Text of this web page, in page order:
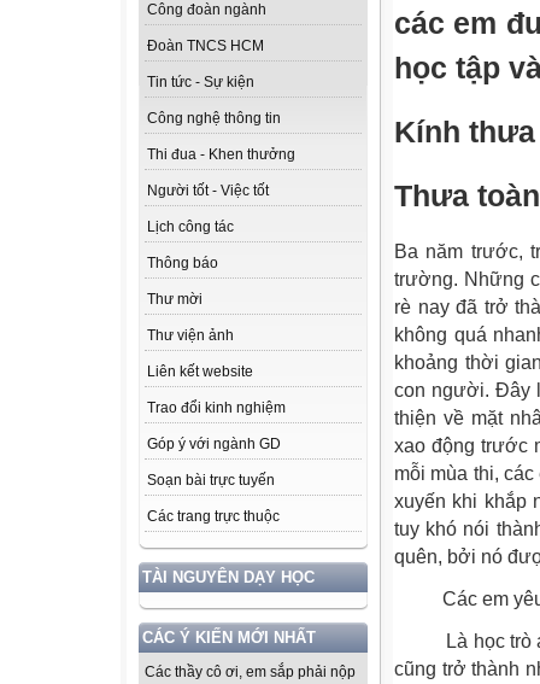
Công đoàn ngành
Đoàn TNCS HCM
Tin tức - Sự kiện
Công nghệ thông tin
Thi đua - Khen thưởng
Người tốt - Việc tốt
Lịch công tác
Thông báo
Thư mời
Thư viện ảnh
Liên kết website
Trao đổi kinh nghiệm
Góp ý với ngành GD
Soạn bài trực tuyến
Các trang trực thuộc
TÀI NGUYÊN DẠY HỌC
CÁC Ý KIẾN MỚI NHẤT
Các thầy cô ơi, em sắp phải nộp
các em
học tập
Kính
Thưa
Ba năm trước,
trường. Những
rè nay đã trở
không quá
khoảng thời
con người. Đây
thiện về mặt
xao động trước
mỗi mùa thi,
xuyến khi khắp
tuy khó nói
quên, bởi nó
Các em yêu
Là học trò ai
cũng trở thành